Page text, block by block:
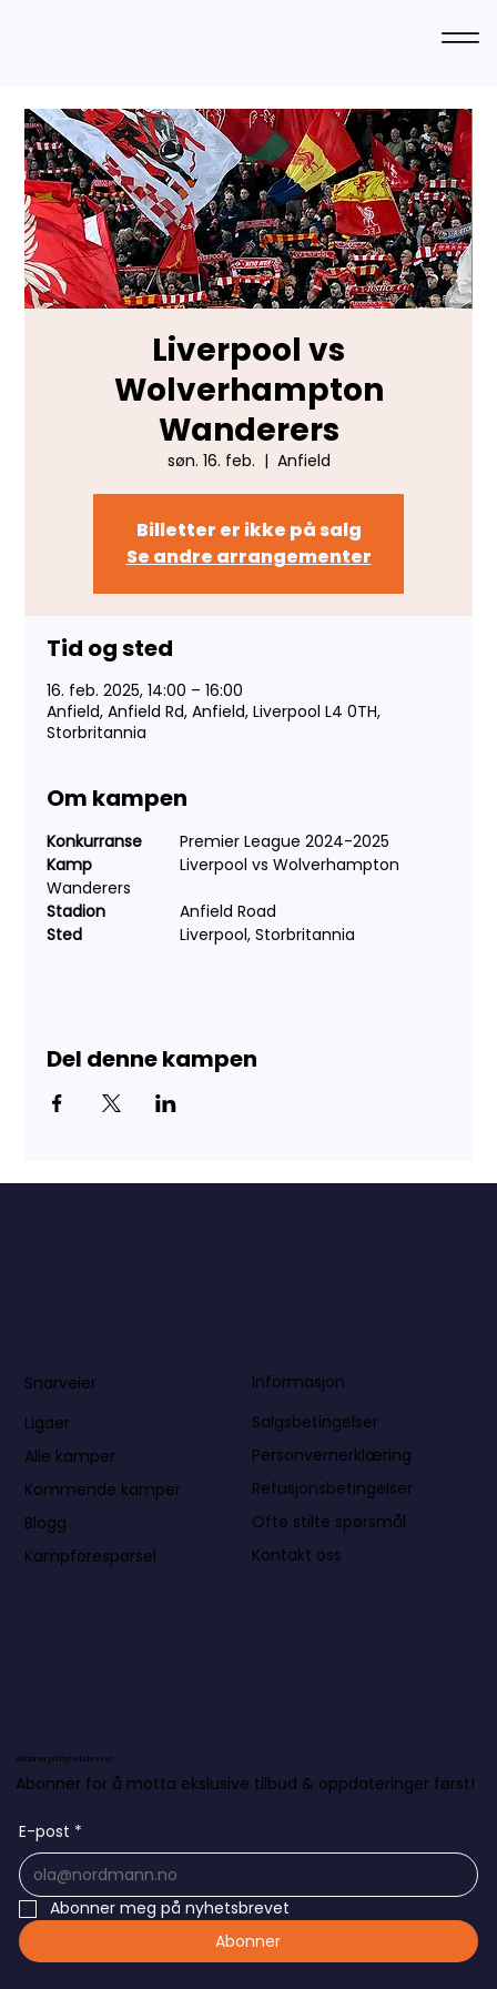
Liverpool vs
Wolverhampton
Wanderers
søn. 16. feb.
  |
Anfield
Billetter er ikke på salg
Se andre arrangementer
Tid og sted
16. feb. 2025, 14:00 – 16:00
Anfield, Anfield Rd, Anfield, Liverpool L4 0TH,
Storbritannia
Om kampen
Konkurranse
	Premier League 2024-2025
Kamp
		Liverpool vs Wolverhampton
Wanderers
	Anfield Road
		Liverpool, Storbritannia
Del denne kampen
Snarveier
Ligaer
Alle kamper
Kommende kamper
Blogg
Kampforespørsel
Informasjon
Salgsbetingelser
Personvernerklæring
Refusjonsbetingelser
Ofte stilte spørsmål
Kontakt oss
Abonner på nyhetsbrevet
Abonner for å motta ekslusive tilbud & oppdateringer først!
E-post *
Abonner meg på nyhetsbrevet
Abonner